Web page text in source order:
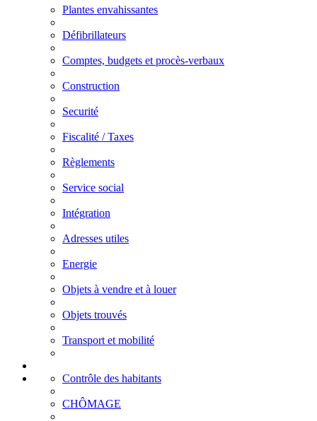
Plantes envahissantes
Défibrillateurs
Comptes, budgets et procès-verbaux
Construction
Securité
Fiscalité / Taxes
Règlements
Service social
Intégration
Adresses utiles
Energie
Objets à vendre et à louer
Objets trouvés
Transport et mobilité
Contrôle des habitants
CHÔMAGE